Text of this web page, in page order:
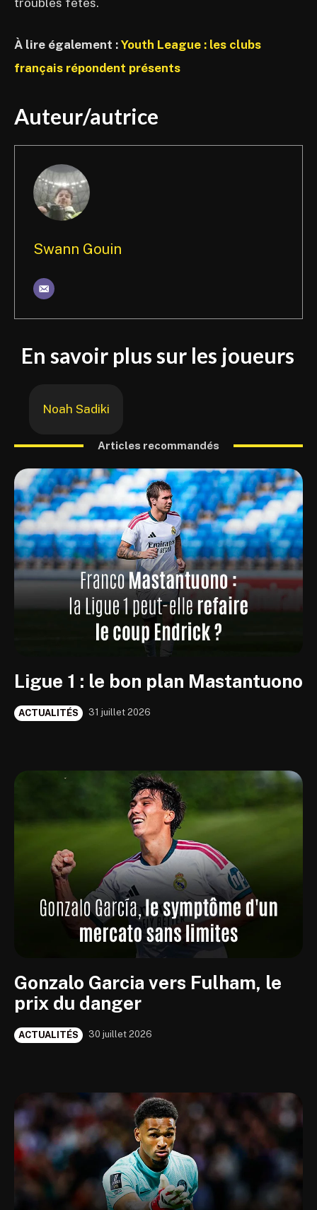
troubles fêtes.
À lire également : Youth League : les clubs
français répondent présents
Auteur/autrice
Swann Gouin
En savoir plus sur les joueurs
Noah Sadiki
Articles recommandés
Ligue 1 : le bon plan Mastantuono
ACTUALITÉS 31 juillet 2026
Gonzalo Garcia vers Fulham, le
prix du danger
ACTUALITÉS 30 juillet 2026